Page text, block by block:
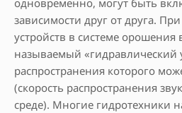
зависимости друг от друга.
устройств в системе орошения
называемый «гидравлический
распространения которого
(скорость распространения
среде). Многие гидротехники